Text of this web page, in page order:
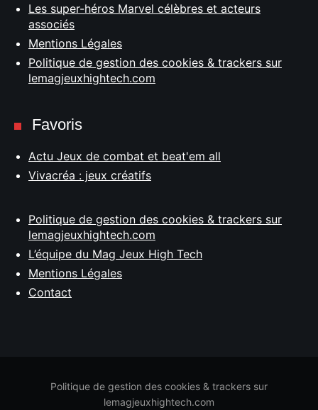
Les super-héros Marvel célèbres et acteurs
associés
Mentions Légales
Politique de gestion des cookies & trackers sur
lemagjeuxhightech.com
Favoris
Actu Jeux de combat et beat'em all
Vivacréa : jeux créatifs
Politique de gestion des cookies & trackers sur
lemagjeuxhightech.com
L’équipe du Mag Jeux High Tech
Mentions Légales
Contact
Politique de gestion des cookies & trackers sur
lemagjeuxhightech.com